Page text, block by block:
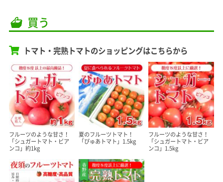
買う
トマト・完熟トマトのショッピングはこちらから
フルーツのような甘さ！
「シュガートマト・ビア
ンコ」約1kg
夏のフルーツトマト！
「ぴゅあトマト」1.5kg
フルーツのような甘さ！
「シュガートマト・ビア
ンコ」1.5kg